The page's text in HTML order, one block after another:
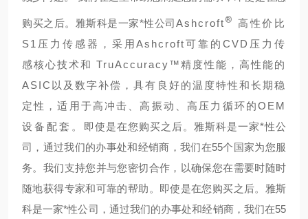
购买之后。雅斯科是一家*性公司Ashcroft ® 高性价比
S1压力传感器，采用Ashcroft可靠的CVD压力传
感核心技术和 TruAccuracy™精度性能，高性能的
ASIC以及数字补偿，具有良好的温度特性和长期稳
定性，适用于高冲击、高振动、高压力循环的OEM
设备配套。 即使是在您购买之后。雅斯科是一家*性公
司，通过我们的办事处和经销商，我们在55个国家为您服
务。我们支持您并与您密切合作，以确保您在需要时随时
随地获得专家和可靠的帮助。 即使是在您购买之后。雅斯
科是一家*性公司，通过我们的办事处和经销商，我们在55